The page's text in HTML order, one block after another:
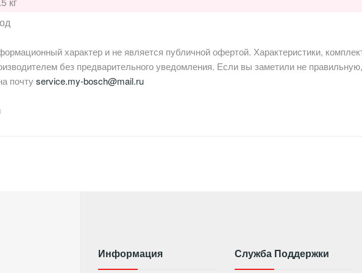
характер и не является публичной офертой. Характеристики,
без предварительного уведомления. Если вы заметили не
почтуservice.my-bosch@mail.ru
Информация Служба Поддержки